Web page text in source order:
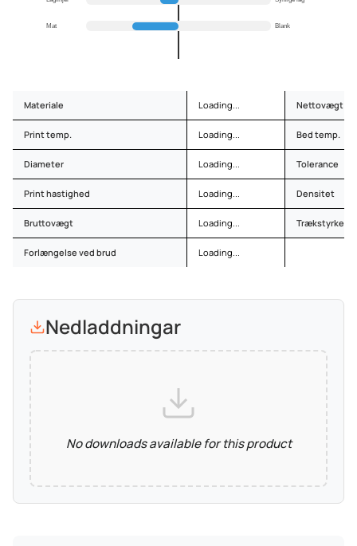
Mat Blank
Materiale Loading... Nettovægt
Print temp. Loading... Bed temp.
Diameter Loading... Tolerance
Print hastighed Loading... Densitet
Bruttovægt Loading... Trækstyrke
Forlængelse ved brud Loading...
Nedladdningar
No downloads available for this product